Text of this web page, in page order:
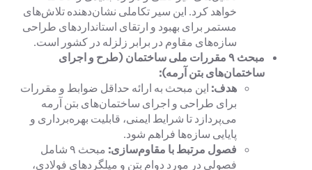
خواهد کرد. این سیر تکاملی نشان‌دهنده تلاش‌های
مستمر برای بهبود و ارتقای استانداردهای طراحی
سازه‌های مقاوم در برابر زلزله در کشور است.
مبحث ۹ مقررات ملی ساختمان (طرح و اجرای
ساختمان‌های بتن آرمه):
هدف: این مبحث به ارائه حداقل ضوابط و مقررات
برای طراحی و اجرای ساختمان‌های بتن آرمه
می‌پردازد تا شرایط ایمنی، قابلیت بهره‌برداری و
پایایی سازه‌ها فراهم شود.
فصول مرتبط با مقاوم‌سازی:
مبحث ۹ شامل
فصولی در مورد دوام بتن و میلگردهای فولادی،